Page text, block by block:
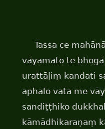
Tassa ce
vāyamato te
urattāḷiṃ kandati
aphalo vata me
sandiṭṭhiko
kāmādhikaraṇaṃ